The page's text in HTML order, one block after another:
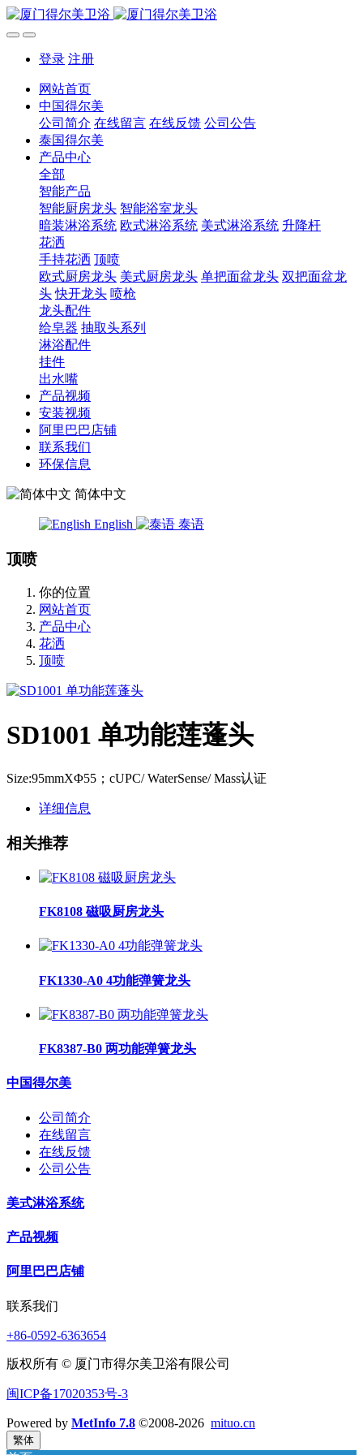
登录 注册
网站首页
中国得尔美
公司简介 在线留言 在线反馈 公司公告
泰国得尔美
产品中心
全部
智能产品
智能厨房龙头 智能浴室龙头
暗装淋浴系统 欧式淋浴系统 美式淋浴系统 升降杆
花洒
手持花洒 顶喷
欧式厨房龙头 美式厨房龙头 单把面盆龙头 双把面盆龙
头 快开龙头 喷枪
龙头配件
给皂器 抽取头系列
淋浴配件
挂件
出水嘴
产品视频
安装视频
阿里巴巴店铺
联系我们
环保信息
简体中文
English 泰语
顶喷
你的位置
网站首页
产品中心
花洒
顶喷
SD1001 单功能莲蓬头
Size:95mmXΦ55；cUPC/ WaterSense/ Mass认证
详细信息
相关推荐
FK8108 磁吸厨房龙头
FK1330-A0 4功能弹簧龙头
FK8387-B0 两功能弹簧龙头
中国得尔美
公司简介
在线留言
在线反馈
公司公告
美式淋浴系统
产品视频
阿里巴巴店铺
联系我们
+86-0592-6363654
版权所有 © 厦门市得尔美卫浴有限公司
闽ICP备17020353号-3
Powered by MetInfo 7.8 ©2008-2026 mituo.cn
繁体